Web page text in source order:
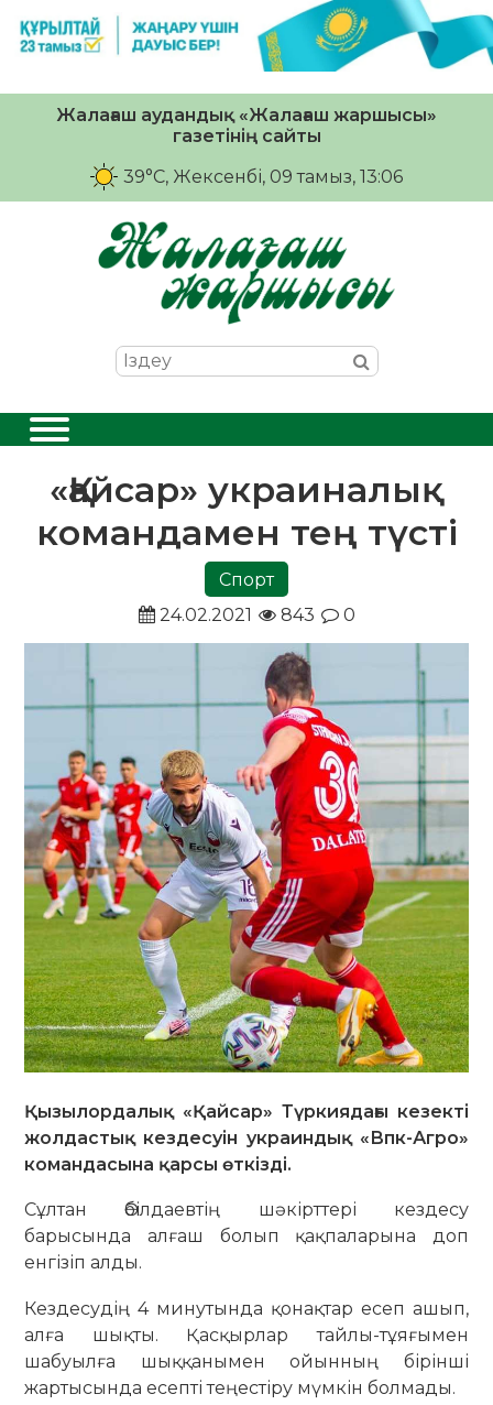
Жалағаш аудандық «Жалағаш жаршысы»
газетінің сайты
39°C, Жексенбі, 09 тамыз, 13:06
«Қайсар» украиналық
командамен тең түсті
Спорт
24.02.2021
843 0
Қызылордалық «Қайсар» Түркиядағы кезекті
жолдастық кездесуін украиндық «Впк-Агро»
командасына қарсы өткізді.
Сұлтан Әбілдаевтің шәкірттері кездесу
барысында алғаш болып қақпаларына доп
енгізіп алды.
Кездесудің 4 минутында қонақтар есеп ашып,
алға шықты. Қасқырлар тайлы-тұяғымен
шабуылға шыққанымен ойынның бірінші
жартысында есепті теңестіру мүмкін болмады.